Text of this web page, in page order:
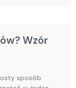
Wzór
sposób